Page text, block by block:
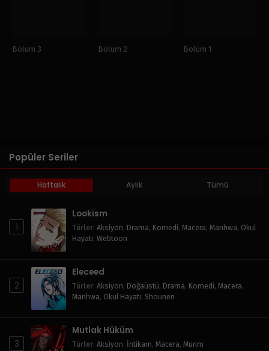
Bölüm 3 Bölüm 2 Bölüm 1
Popüler Seriler
Haftalık Aylık Tümü
1
Lookism
Türler: Aksiyon, Drama, Komedi, Macera, Manhwa, Okul
Hayatı, Webtoon
2
Eleceed
Türler: Aksiyon, Doğaüstü, Drama, Komedi, Macera,
Manhwa, Okul Hayatı, Shounen
3
Mutlak Hüküm
Türler: Aksiyon, İntikam, Macera, Murim